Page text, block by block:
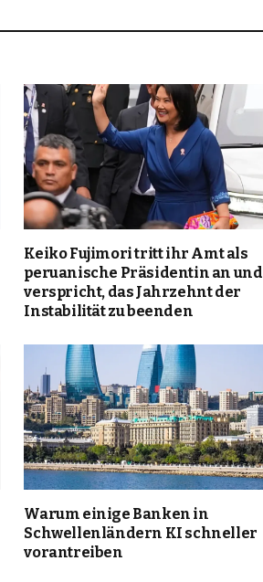
Keiko Fujimori tritt ihr Amt als
peruanische Präsidentin an und
verspricht, das Jahrzehnt der
Instabilität zu beenden
Warum einige Banken in
Schwellenländern KI schneller
vorantreiben